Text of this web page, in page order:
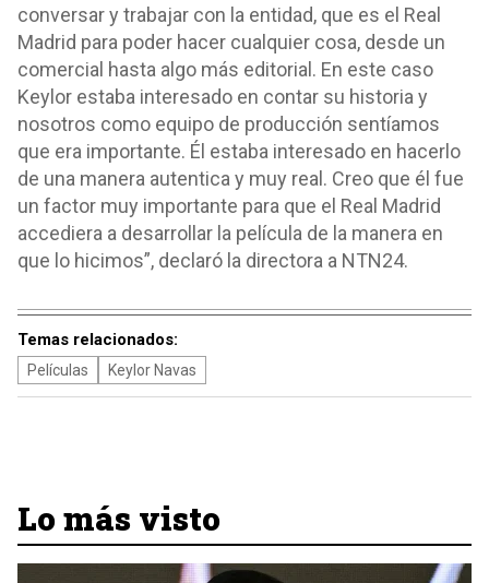
conversar y trabajar con la entidad, que es el Real
Madrid para poder hacer cualquier cosa, desde un
comercial hasta algo más editorial. En este caso
Keylor estaba interesado en contar su historia y
nosotros como equipo de producción sentíamos
que era importante. Él estaba interesado en hacerlo
de una manera autentica y muy real. Creo que él fue
un factor muy importante para que el Real Madrid
accediera a desarrollar la película de la manera en
que lo hicimos”, declaró la directora a NTN24.
Temas relacionados:
Películas Keylor Navas
Lo más visto